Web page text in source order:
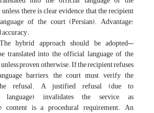
there is clear evidence that the recipient
of the court (Persian). Advantage:
accuracy.
hybrid approach should be adopted—
translated into the official language of the
proven otherwise. If the recipient refuses
barriers, the court must verify the
refusal. A justified refusal (due to
language) invalidates the service, as
content is a procedural requirement. An